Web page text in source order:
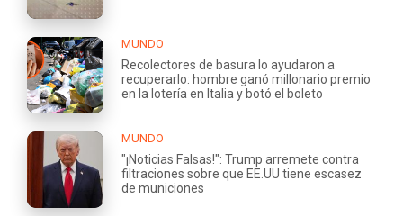
MUNDO
Recolectores de basura lo ayudaron a
recuperarlo: hombre ganó millonario premio
en la lotería en Italia y botó el boleto
MUNDO
"¡Noticias Falsas!": Trump arremete contra
filtraciones sobre que EE.UU tiene escasez
de municiones